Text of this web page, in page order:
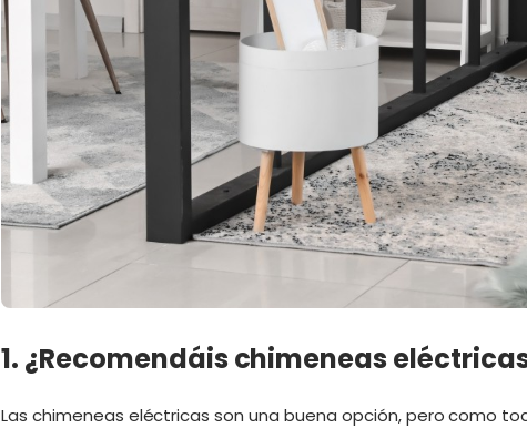
1. ¿Recomendáis chimeneas
Las chimeneas eléctricas son una buena opción, pero como